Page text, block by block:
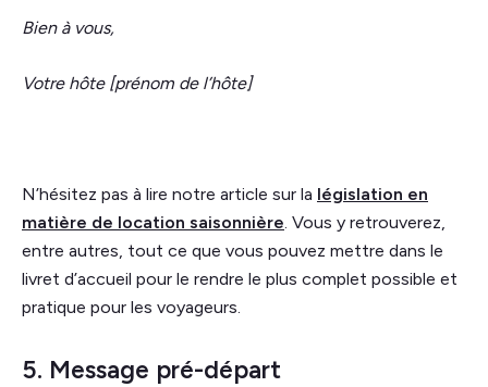
Bien à vous,
Votre hôte [prénom de l’hôte]
N’hésitez pas à lire notre article sur la législation en
matière de location saisonnière. Vous y retrouverez,
entre autres, tout ce que vous pouvez mettre dans le
livret d’accueil pour le rendre le plus complet possible et
pratique pour les voyageurs.
5. Message pré-départ